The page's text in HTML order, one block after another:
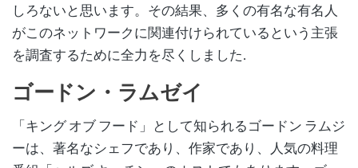
しろないと思います。その結果、多くの有名な有名人
がこのネットワークに関連付けられているという主張
を調査するために全力を尽くしました.
ゴードン・ラムゼイ
「キング オブ フード」として知られるゴードン ラムジ
ーは、著名なシェフであり、作家であり、人気の料理